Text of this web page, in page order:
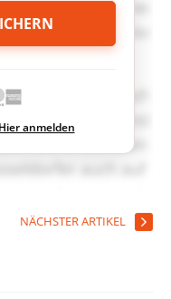
Hier anmelden
NÄCHSTER ARTIKEL